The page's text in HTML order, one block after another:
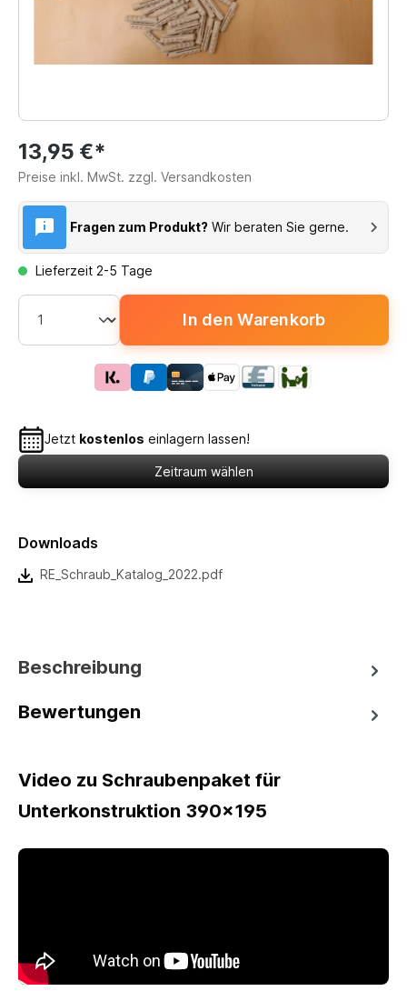
13,95 €*
Preise inkl. MwSt. zzgl. Versandkosten
Fragen zum Produkt? Wir beraten Sie gerne.
Lieferzeit 2-5 Tage
In den Warenkorb
Jetzt kostenlos einlagern lassen!
Zeitraum wählen
Downloads
RE_Schraub_Katalog_2022.pdf
Beschreibung
Bewertungen
Video zu Schraubenpaket für
Unterkonstruktion 390x195